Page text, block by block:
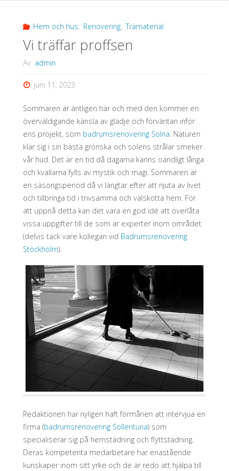
orkar
göra
Hem och hus, Renovering, Trämaterial
Vi träffar proffsen
Av admin
juni 11, 2023
Sommaren är äntligen här och med den kommer en
överväldigande känsla av glädje och förväntan inför
ens projekt, som badrumsrenovering Solna. Naturen
klär sig i sin bästa grönska och solens strålar smeker
vår hud. Det är en tid då dagarna känns oändligt långa
och kvällarna fylls av mystik och magi. Sommaren är
en säsongsperiod då vi längtar efter att njuta av livet
och tillbringa tid i trivsamma och välskötta hem. För
att uppnå detta kan det vara en god idé att överlåta
vissa uppgifter till de som är experter inom området
(delvis tack vare kollegan vid Badrumsrenovering
Stockholm).
Redaktionen har nyligen haft förmånen att intervjua en
firma (badrumsrenovering Sollentuna) som
specialiserar sig på hemstädning och flyttstädning.
Deras kompetenta medarbetare har enastående
kunskaper inom sitt yrke och de är redo att hjälpa till